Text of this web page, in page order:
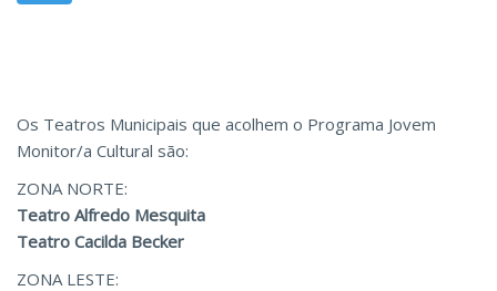
Os Teatros Municipais que acolhem o Programa Jovem
Monitor/a Cultural são:
ZONA NORTE:
Teatro Alfredo Mesquita
Teatro Cacilda Becker
ZONA LESTE: